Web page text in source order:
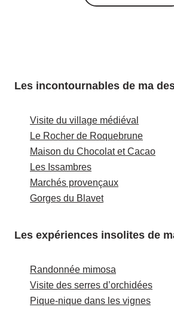
Les incontournables de ma
Visite du village médiéval
Le Rocher de Roquebrune
Maison du Chocolat et Cacao
Les Issambres
Marchés provençaux
Gorges du Blavet
Les expériences insolites de
Randonnée mimosa
Visite des serres d’orchidées
Pique-nique dans les vignes